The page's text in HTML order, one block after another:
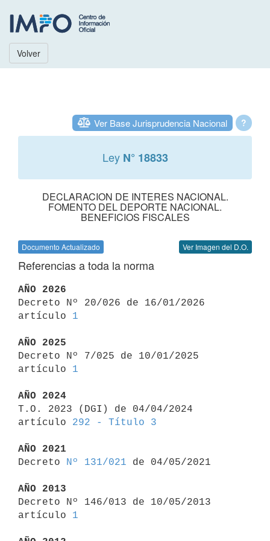
Volver
?
Ver Base Jurisprudencia Nacional
Ley N° 18833
DECLARACION DE INTERES NACIONAL.
FOMENTO DEL DEPORTE NACIONAL.
BENEFICIOS FISCALES
Documento Actualizado Ver Imagen del D.O.
Referencias a toda la norma
AÑO 2026
Decreto Nº 20/026 de 16/01/2026
artículo 1
AÑO 2025
Decreto Nº 7/025 de 10/01/2025
artículo 1
AÑO 2024
T.O. 2023 (DGI) de 04/04/2024
artículo 292 - Título 3
AÑO 2021
Decreto
Nº 131/021 de 04/05/2021
AÑO 2013
Decreto Nº 146/013 de 10/05/2013
artículo 1